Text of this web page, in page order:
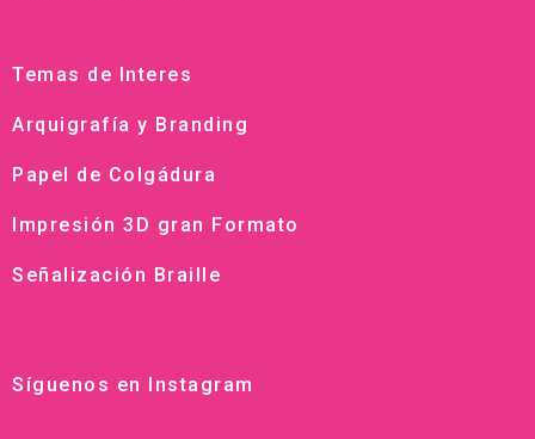
Temas de Interes
Arquigrafía y Branding
Papel de Colgádura
Impresión 3D gran Formato
Señalización Braille
Síguenos en Instagram